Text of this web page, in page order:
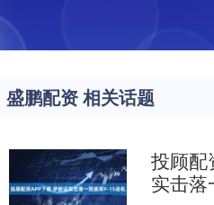
盛鹏配资 相关话题
投顾配
实击